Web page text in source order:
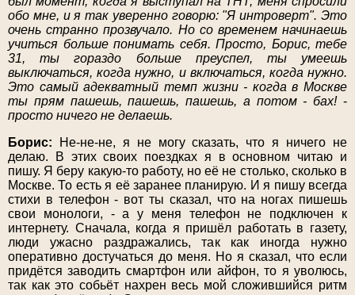
обо мне, и я так уверенно говорю: "Я интроверт". Это
очень странно прозвучало. Но со временем начинаешь
учиться больше понимать себя. Просто, Борис, тебе
31, ты гораздо больше преуспел, ты умеешь
выключаться, когда нужно, и включаться, когда нужно.
Это самый адекватный темп жизни - когда в Москве
ты прям пашешь, пашешь, пашешь, а потом - бах! -
просто ничего не делаешь.
Борис:
Не-не-не, я не могу сказать, что я ничего не
делаю. В этих своих поездках я в основном читаю и
пишу. Я беру какую-то работу, но её не столько, сколько в
Москве. То есть я её заранее планирую. И я пишу всегда
стихи в телефон - вот ты сказал, что на ногах пишешь
свои монологи, - а у меня телефон не подключен к
интернету. Сначала, когда я пришёл работать в газету,
люди ужасно раздражались, так как иногда нужно
оперативно достучаться до меня. Но я сказал, что если
придётся заводить смартфон или айфон, то я уволюсь,
так как это собьёт нахрен весь мой сложившийся ритм